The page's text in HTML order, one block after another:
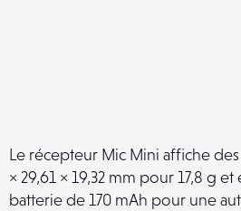
Le récepteur Mic Mini affiche
× 29,61 × 19,32 mm pour 17,8 g
batterie de 170 mAh pour une